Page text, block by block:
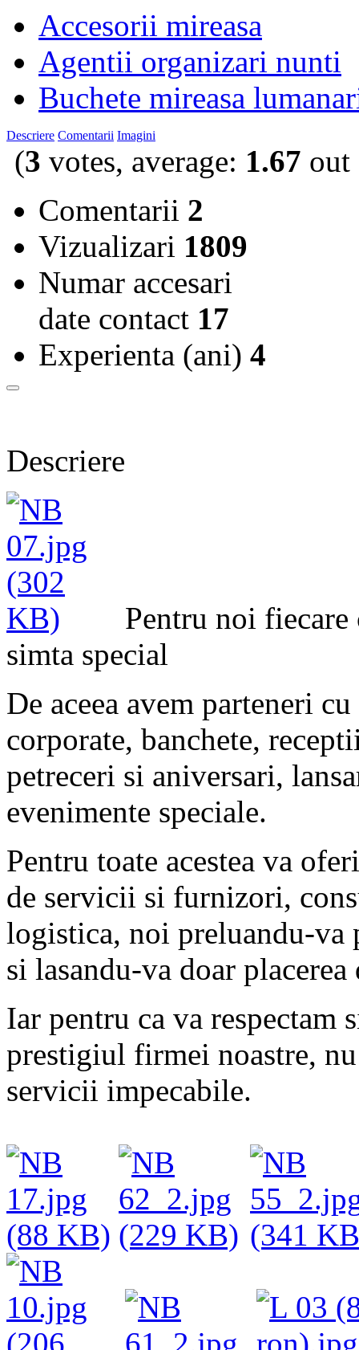
Accesorii mireasa
Agentii organizari nunti
Buchete mireasa
Descriere Comentarii Imagini
(3 votes, average: 1.67 out
Comentarii 2
Vizualizari 1809
Numar accesari
date contact 17
Experienta (ani) 4
Descriere
Pentru noi fiecare
simta special
De aceea avem parteneri
corporate, banchete,
petreceri si aniversari,
evenimente speciale.
Pentru toate acestea va
de servicii si furnizori,
logistica, noi preluandu-va
si lasandu-va doar
Iar pentru ca va respectam
prestigiul firmei noastre,
servicii impecabile.